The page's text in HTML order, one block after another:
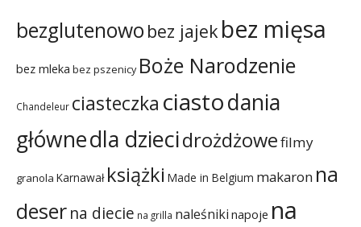
bezglutenowo bez jajek bez mięsa
bez mleka bez pszenicy Boże Narodzenie
Chandeleur ciasteczka ciastodania
głównedla dziecidrożdżowefilmy
granola Karnawał książki Made in Belgium makaron na
deserna diecie na grilla naleśniki napoje na